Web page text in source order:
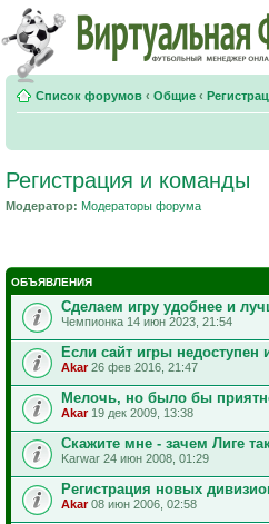
Список форумов ‹ Общие ‹
Регистрация и команды
Модератор: Модераторы форума
ОБЪЯВЛЕНИЯ
Сделаем игру удобнее и
Чемпионка 14 июн 2023, 21:54
Если сайт игры недоступен
Akar26 фев 2016, 21:47
Мелочь, но было бы
Akar19 дек 2009, 13:38
Скажите мне - зачем Лиге
Karwar 24 июн 2008, 01:29
Регистрация новых
Akar08 июн 2006, 02:58